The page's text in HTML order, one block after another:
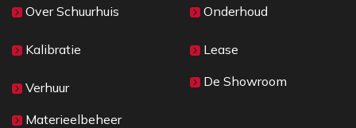
Over Sc​huurhuis
Kalibratie
Verhuur
Materieelbeheer
Onderhoud
Lease
De Showroom